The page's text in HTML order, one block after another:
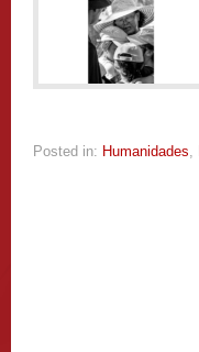
Posted in: Humanidades,